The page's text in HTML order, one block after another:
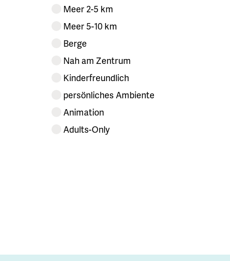
Meer 2-5 km
Meer 5-10 km
Berge
Nah am Zentrum
Kinderfreundlich
persönliches Ambiente
Animation
Adults-Only